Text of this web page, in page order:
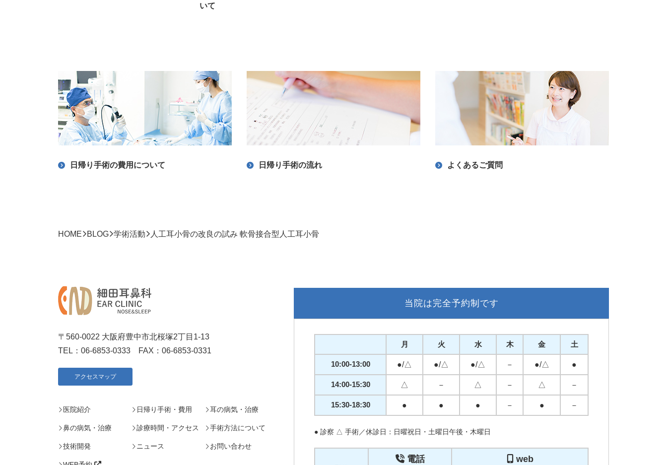
いて
日帰り手術の費用について 日帰り手術の流れ よくあるご質問
HOME BLOG 学術活動 人工耳小骨の改良の試み 軟骨接合型人工耳小骨
〒560-0022 大阪府豊中市北桜塚2丁目1-13
TEL： 06-6853-0333 FAX：06-6853-0331
アクセスマップ
医院紹介 日帰り手術・費用 耳の病気・治療
鼻の病気・治療 診療時間・アクセス 手術方法について
技術開発 ニュース お問い合わせ
当院は完全予約制です
月 火 水 木 金 土
10:00-13:00 ●/△ ●/△ ●/△ － ●/△ ●
14:00-15:30 △ － △ － △ －
15:30-18:30 ● ● ● － ● －
● 診察 △ 手術／休診日：日曜祝日・土曜日午後・木曜日
電話 web